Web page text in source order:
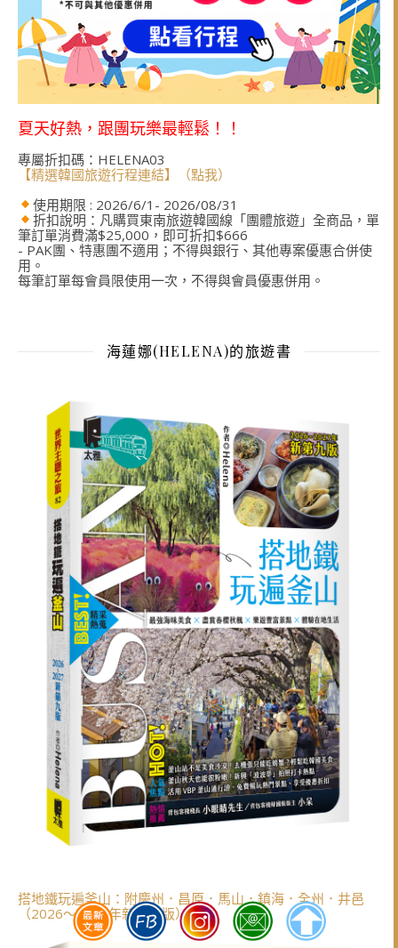
夏天好熱，跟團玩樂最輕鬆！！
專屬折扣碼：HELENA03
【精選韓國旅遊行程連結】（點我）
使用期限 : 2026/6/1- 2026/08/31
折扣說明：凡購買東南旅遊韓國線「團體旅遊」全商品，單
筆訂單消費滿$25,000，即可折扣$666
- PAK團、特惠團不適用；不得與銀行、其他專案優惠合併使
用。
每筆訂單每會員限使用一次，不得與會員優惠併用。
海蓮娜(HELENA)的旅遊書
搭地鐵玩遍釜山：附慶州．昌原．馬山．鎮海．全州．井邑
（2026～2027年新第九版）